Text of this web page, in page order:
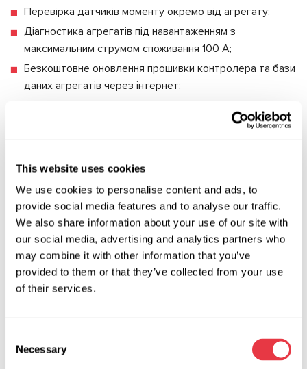
This website uses cookies
We use cookies to personalise content and ads, to
provide social media features and to analyse our traffic.
We also share information about your use of our site with
our social media, advertising and analytics partners who
may combine it with other information that you’ve
provided to them or that they’ve collected from your use
of their services.
Selection
Necessary
Перевірка датчиків моменту окремо від агрегату;
Діагностика агрегатів під навантаженням з
максимальним струмом споживання 100 А;
Безкоштовне оновлення прошивки контролера та бази
даних агрегатів через інтернет;
контролера різних діагностичних приладів (Launch,
експлуатації;
Контролер MS 561 дозволяє діагностувати агрегати
майже 4 тис. моделей автомобілів.
MS-39008 (208-F) - КАБЕЛЬ ДЛЯ ДІАГНОСТИКИ
КЕРМОВИХ РЕЙОК З FLEXRAY.
Застосовується для діагностики кермових рейок
C-CLASS T- Model (S205) 2016-2018
C-CLASS Кабріолет (А205) 2016-2021 С-CLASS купе